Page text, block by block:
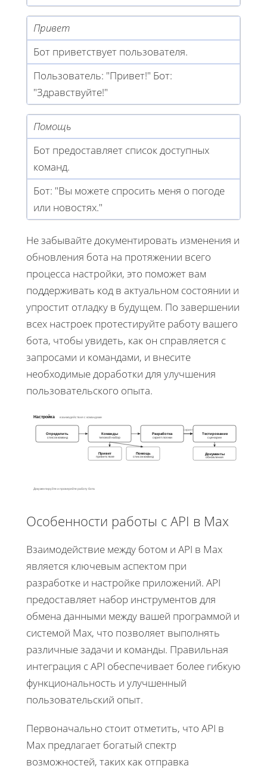
Привет
Бот приветствует пользователя.
Пользователь: "Привет!" Бот:
"Здравствуйте!"
Помощь
Бот предоставляет список доступных
команд.
Бот: "Вы можете спросить меня о погоде
или новостях."
Не забывайте документировать изменения и
обновления бота на протяжении всего
процесса настройки, это поможет вам
поддерживать код в актуальном состоянии и
упростит отладку в будущем. По завершении
всех настроек протестируйте работу вашего
бота, чтобы увидеть, как он справляется с
запросами и командами, и внесите
необходимые доработки для улучшения
пользовательского опыта.
Настройка взаимодействия с командами
Определить
список команд
Команды
типовой набор
Разработка
скрипт логики
Тестирование
сценарии
Документы
обновления
Привет
приветствие
Помощь
список команд
скрипт
Документируйте и проверяйте работу бота
Особенности работы с API в Max
Взаимодействие между ботом и API в Max
является ключевым аспектом при
разработке и настройке приложений. API
предоставляет набор инструментов для
обмена данными между вашей программой и
системой Max, что позволяет выполнять
различные задачи и команды. Правильная
интеграция с API обеспечивает более гибкую
функциональность и улучшенный
пользовательский опыт.
Первоначально стоит отметить, что API в
Max предлагает богатый спектр
возможностей, таких как отправка